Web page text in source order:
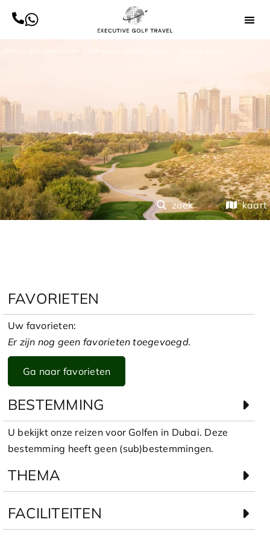
Home Zelf samenstellen
zoek kaart
FAVORIETEN
Uw favorieten:
Er zijn nog geen favorieten toegevoegd.
Ga naar favorieten
BESTEMMING
U bekijkt onze reizen voor Golfen in Dubai. Deze
bestemming heeft geen (sub)bestemmingen.
THEMA
FACILITEITEN